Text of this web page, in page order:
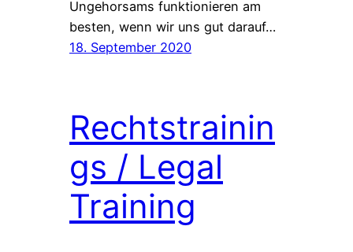
Ungehorsams funktionieren am
besten, wenn wir uns gut darauf…
18. September 2020
Rechtstrainin
gs / Legal
Training